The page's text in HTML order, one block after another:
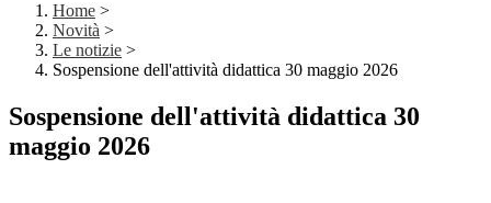
Home >
Novità >
Le notizie >
Sospensione dell'attività didattica 30 maggio 2026
Sospensione dell'attività didattica 30
maggio 2026